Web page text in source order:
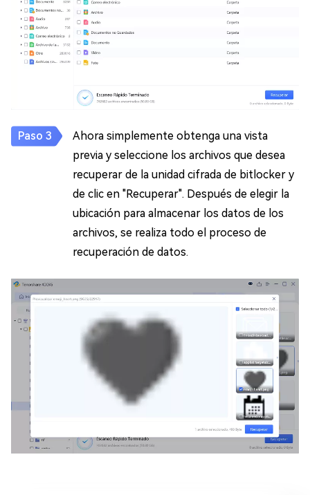
Ahora simplemente obtenga una vista
previa y seleccione los archivos que desea
recuperar de la unidad cifrada de bitlocker y
de clic en "Recuperar". Después de elegir la
ubicación para almacenar los datos de los
archivos, se realiza todo el proceso de
recuperación de datos.